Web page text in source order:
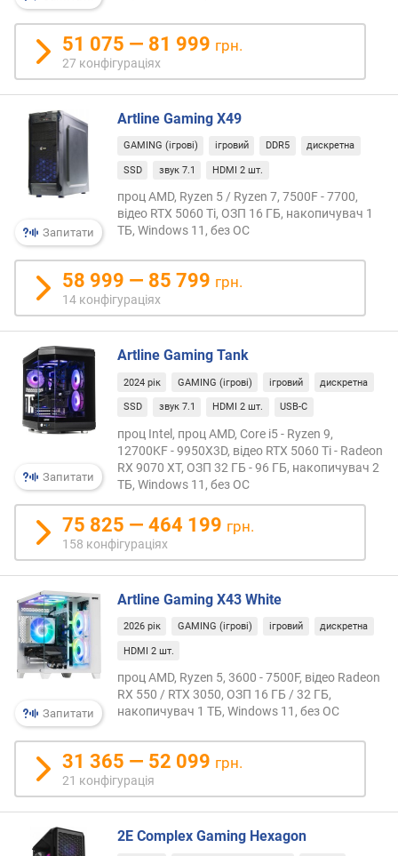
т
і
(
п
і
к
с
)
я
с
к
р
а
в
і
с
т
к
м
)
к
і
л
ь
к
с
т
ь
я
д
е
р
51 075 — 81 999 грн.
27 конфігураціях
Запитати
Artline Gaming X49
GAMING (ігрові) ігровий DDR5 дискретна
SSD звук 7.1 HDMI 2 шт.
проц AMD, Ryzen 5 / Ryzen 7, 7500F - 7700,
відео RTX 5060 Ti, ОЗП 16 ГБ, накопичувач 1
ТБ, Windows 11, без ОС
58 999 — 85 799 грн.
14 конфігураціях
Запитати
Artline Gaming Tank
2024 рік GAMING (ігрові) ігровий дискретна
SSD звук 7.1 HDMI 2 шт. USB-C
проц Intel, проц AMD, Core i5 - Ryzen 9,
12700KF - 9950X3D, відео RTX 5060 Ti - Radeon
RX 9070 XT, ОЗП 32 ГБ - 96 ГБ, накопичувач 2
ТБ, Windows 11, без ОС
75 825 — 464 199 грн.
158 конфігураціях
Запитати
Artline Gaming X43 White
2026 рік GAMING (ігрові) ігровий дискретна
HDMI 2 шт.
проц AMD, Ryzen 5, 3600 - 7500F, відео Radeon
RX 550 / RTX 3050, ОЗП 16 ГБ / 32 ГБ,
накопичувач 1 ТБ, Windows 11, без ОС
31 365 — 52 099 грн.
21 конфігурація
2E Complex Gaming Hexagon